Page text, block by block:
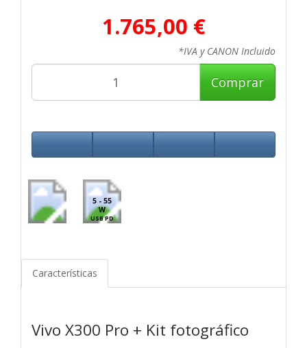
1.765,00 €
*IVA y CANON Incluido
Comprar
5 - 55
W
USB PD
Características
Vivo X300 Pro + Kit fotográfico